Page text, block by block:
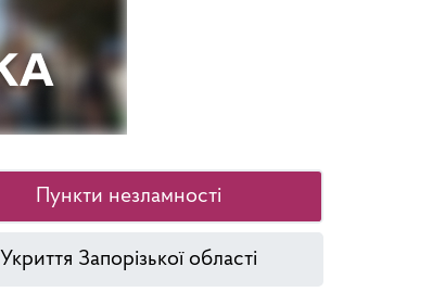
Пункти незламності
Укриття Запорізької області